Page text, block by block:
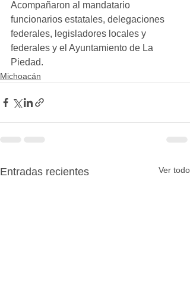
Acompañaron al mandatario
funcionarios estatales, delegaciones
federales, legisladores locales y
federales y el Ayuntamiento de La
Piedad.
Michoacán
Entradas recientes Ver todo